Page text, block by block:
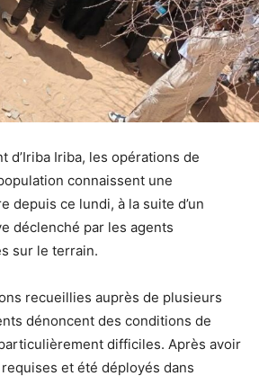
d’Iriba Iriba, les opérations de
connaissent une
depuis ce lundi, à la suite d’un
déclenché par les agents
sur le terrain.
recueillies auprès de plusieurs
dénoncent des conditions de
difficiles. Après avoir
et été déployés dans